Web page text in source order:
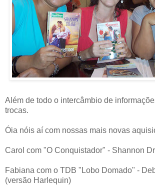
Além de todo o intercâmbio de
trocas.
Óia nóis aí com nossas mais novas
Carol com "O Conquistador" - Shannon
Fabiana com o TDB "Lobo Domado" -
(versão Harlequin)